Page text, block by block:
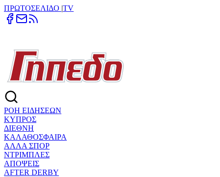
ΠΡΩΤΟΣΕΛΙΔΟ |TV
ΡΟΗ ΕΙΔΗΣΕΩΝ
ΚΥΠΡΟΣ
ΔΙΕΘΝΗ
ΚΑΛΑΘΟΣΦΑΙΡΑ
ΑΛΛΑ ΣΠΟΡ
ΝΤΡΙΜΠΛΕΣ
ΑΠΟΨΕΙΣ
AFTER DERBY